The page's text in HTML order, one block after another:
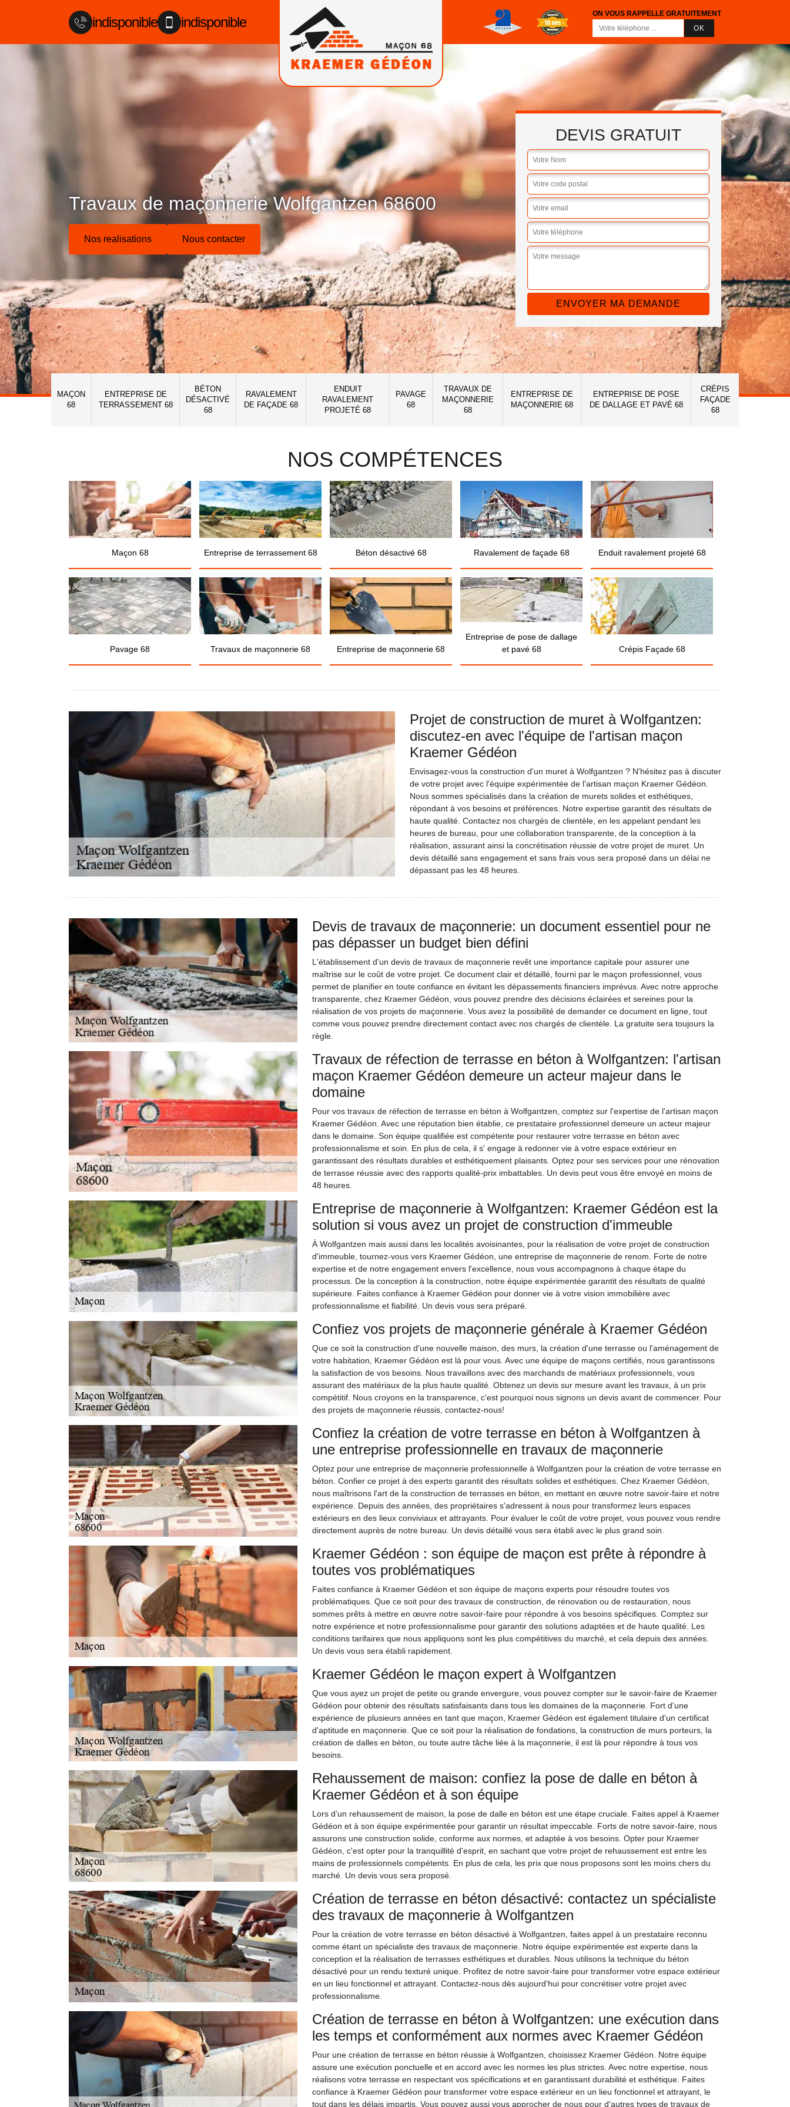
indisponible indisponible
ON VOUS RAPPELLE GRATUITEMENT
Travaux de maçonnerie Wolfgantzen 68600
Nos realisations Nous contacter
DEVIS GRATUIT
MAÇON
68
ENTREPRISE DE
TERRASSEMENT 68
BÉTON
DÉSACTIVÉ
68
RAVALEMENT
DE FAÇADE 68
ENDUIT
RAVALEMENT
PROJETÉ 68
PAVAGE
68
TRAVAUX DE
MAÇONNERIE
68
ENTREPRISE DE
MAÇONNERIE 68
ENTREPRISE DE POSE
DE DALLAGE ET PAVÉ 68
CRÉPIS
FAÇADE
68
NOS COMPÉTENCES
Maçon 68 Entreprise de terrassement 68 Béton désactivé 68 Ravalement de façade 68 Enduit ravalement projeté 68
Pavage 68 Travaux de maçonnerie 68 Entreprise de maçonnerie 68
Entreprise de pose de dallage
et pavé 68
Crépis Façade 68
Projet de construction de muret à Wolfgantzen:
discutez-en avec l'équipe de l'artisan maçon
Kraemer Gédéon
Envisagez-vous la construction d'un muret à Wolfgantzen ? N'hésitez pas à discuter
de votre projet avec l'équipe expérimentée de l'artisan maçon Kraemer Gédéon.
Nous sommes spécialisés dans la création de murets solides et esthétiques,
répondant à vos besoins et préférences. Notre expertise garantit des résultats de
haute qualité. Contactez nos chargés de clientèle, en les appelant pendant les
heures de bureau, pour une collaboration transparente, de la conception à la
réalisation, assurant ainsi la concrétisation réussie de votre projet de muret. Un
devis détaillé sans engagement et sans frais vous sera proposé dans un délai ne
dépassant pas les 48 heures.
Devis de travaux de maçonnerie: un document essentiel pour ne
pas dépasser un budget bien défini
L'établissement d'un devis de travaux de maçonnerie revêt une importance capitale pour assurer une
maîtrise sur le coût de votre projet. Ce document clair et détaillé, fourni par le maçon professionnel, vous
permet de planifier en toute confiance en évitant les dépassements financiers imprévus. Avec notre approche
transparente, chez Kraemer Gédéon, vous pouvez prendre des décisions éclairées et sereines pour la
réalisation de vos projets de maçonnerie. Vous avez la possibilité de demander ce document en ligne, tout
comme vous pouvez prendre directement contact avec nos chargés de clientèle. La gratuite sera toujours la
règle.
Travaux de réfection de terrasse en béton à Wolfgantzen: l'artisan
maçon Kraemer Gédéon demeure un acteur majeur dans le
domaine
Pour vos travaux de réfection de terrasse en béton à Wolfgantzen, comptez sur l'expertise de l'artisan maçon
Kraemer Gédéon. Avec une réputation bien établie, ce prestataire professionnel demeure un acteur majeur
dans le domaine. Son équipe qualifiée est compétente pour restaurer votre terrasse en béton avec
professionnalisme et soin. En plus de cela, il s' engage à redonner vie à votre espace extérieur en
garantissant des résultats durables et esthétiquement plaisants. Optez pour ses services pour une rénovation
de terrasse réussie avec des rapports qualité-prix imbattables. Un devis peut vous être envoyé en moins de
48 heures.
Entreprise de maçonnerie à Wolfgantzen: Kraemer Gédéon est la
solution si vous avez un projet de construction d'immeuble
À Wolfgantzen mais aussi dans les localités avoisinantes, pour la réalisation de votre projet de construction
d'immeuble, tournez-vous vers Kraemer Gédéon, une entreprise de maçonnerie de renom. Forte de notre
expertise et de notre engagement envers l'excellence, nous vous accompagnons à chaque étape du
processus. De la conception à la construction, notre équipe expérimentée garantit des résultats de qualité
supérieure. Faites confiance à Kraemer Gédéon pour donner vie à votre vision immobilière avec
professionnalisme et fiabilité. Un devis vous sera préparé.
Confiez vos projets de maçonnerie générale à Kraemer Gédéon
Que ce soit la construction d'une nouvelle maison, des murs, la création d'une terrasse ou l'aménagement de
votre habitation, Kraemer Gédéon est là pour vous. Avec une équipe de maçons certifiés, nous garantissons
la satisfaction de vos besoins. Nous travaillons avec des marchands de matériaux professionnels, vous
assurant des matériaux de la plus haute qualité. Obtenez un devis sur mesure avant les travaux, à un prix
compétitif. Nous croyons en la transparence, c'est pourquoi nous signons un devis avant de commencer. Pour
des projets de maçonnerie réussis, contactez-nous!
Confiez la création de votre terrasse en béton à Wolfgantzen à
une entreprise professionnelle en travaux de maçonnerie
Optez pour une entreprise de maçonnerie professionnelle à Wolfgantzen pour la création de votre terrasse en
béton. Confier ce projet à des experts garantit des résultats solides et esthétiques. Chez Kraemer Gédéon,
nous maîtrisons l'art de la construction de terrasses en béton, en mettant en œuvre notre savoir-faire et notre
expérience. Depuis des années, des propriétaires s'adressent à nous pour transformez leurs espaces
extérieurs en des lieux conviviaux et attrayants. Pour évaluer le coût de votre projet, vous pouvez vous rendre
directement auprès de notre bureau. Un devis détaillé vous sera établi avec le plus grand soin.
Kraemer Gédéon : son équipe de maçon est prête à répondre à
toutes vos problématiques
Faites confiance à Kraemer Gédéon et son équipe de maçons experts pour résoudre toutes vos
problématiques. Que ce soit pour des travaux de construction, de rénovation ou de restauration, nous
sommes prêts à mettre en œuvre notre savoir-faire pour répondre à vos besoins spécifiques. Comptez sur
notre expérience et notre professionnalisme pour garantir des solutions adaptées et de haute qualité. Les
conditions tarifaires que nous appliquons sont les plus compétitives du marché, et cela depuis des années.
Un devis vous sera établi rapidement.
Kraemer Gédéon le maçon expert à Wolfgantzen
Que vous ayez un projet de petite ou grande envergure, vous pouvez compter sur le savoir-faire de Kraemer
Gédéon pour obtenir des résultats satisfaisants dans tous les domaines de la maçonnerie. Fort d'une
expérience de plusieurs années en tant que maçon, Kraemer Gédéon est également titulaire d'un certificat
d'aptitude en maçonnerie. Que ce soit pour la réalisation de fondations, la construction de murs porteurs, la
création de dalles en béton, ou toute autre tâche liée à la maçonnerie, il est là pour répondre à tous vos
besoins.
Rehaussement de maison: confiez la pose de dalle en béton à
Kraemer Gédéon et à son équipe
Lors d'un rehaussement de maison, la pose de dalle en béton est une étape cruciale. Faites appel à Kraemer
Gédéon et à son équipe expérimentée pour garantir un résultat impeccable. Forts de notre savoir-faire, nous
assurons une construction solide, conforme aux normes, et adaptée à vos besoins. Opter pour Kraemer
Gédéon, c'est opter pour la tranquillité d'esprit, en sachant que votre projet de rehaussement est entre les
mains de professionnels compétents. En plus de cela, les prix que nous proposons sont les moins chers du
marché. Un devis vous sera proposé.
Création de terrasse en béton désactivé: contactez un spécialiste
des travaux de maçonnerie à Wolfgantzen
Pour la création de votre terrasse en béton désactivé à Wolfgantzen, faites appel à un prestataire reconnu
comme étant un spécialiste des travaux de maçonnerie. Notre équipe expérimentée est experte dans la
conception et la réalisation de terrasses esthétiques et durables. Nous utilisons la technique du béton
désactivé pour un rendu texturé unique. Profitez de notre savoir-faire pour transformer votre espace extérieur
en un lieu fonctionnel et attrayant. Contactez-nous dès aujourd'hui pour concrétiser votre projet avec
professionnalisme.
Création de terrasse en béton à Wolfgantzen: une exécution dans
les temps et conformément aux normes avec Kraemer Gédéon
Pour une création de terrasse en béton réussie à Wolfgantzen, choisissez Kraemer Gédéon. Notre équipe
assure une exécution ponctuelle et en accord avec les normes les plus strictes. Avec notre expertise, nous
réalisons votre terrasse en respectant vos spécifications et en garantissant durabilité et esthétique. Faites
confiance à Kraemer Gédéon pour transformer votre espace extérieur en un lieu fonctionnel et attrayant, le
tout dans les délais impartis. Vous pouvez aussi vous approcher de nous pour d'autres types de travaux de